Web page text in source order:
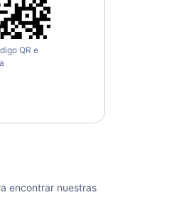
QR e
encontrar nuestras